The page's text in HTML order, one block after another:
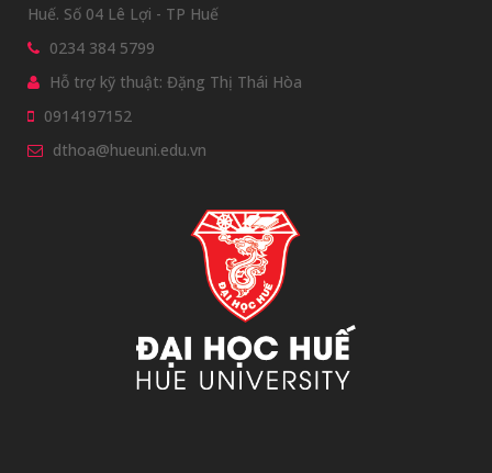
Huế. Số 04 Lê Lợi - TP Huế
0234 384 5799
Hỗ trợ kỹ thuật: Đặng Thị Thái Hòa
0914197152
dthoa@hueuni.edu.vn